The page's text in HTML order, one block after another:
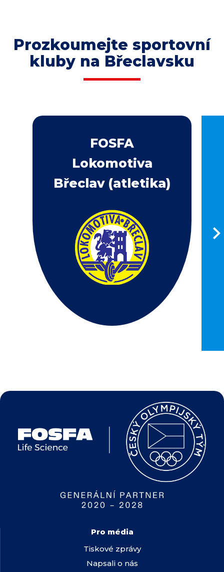
Prozkoumejte sportovní
kluby na Břeclavsku
FOSFA
Lokomotiva
Břeclav (atletika)
Pro média
Tiskové zprávy
Napsali o nás